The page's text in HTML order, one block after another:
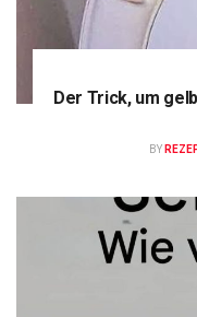
Der Trick, um
BY